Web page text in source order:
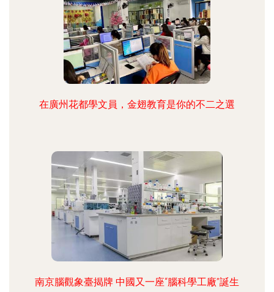
在廣州花都學文員，金翅教育是你的不二之選
南京腦觀象臺揭牌 中國又一座“腦科學工廠”誕生